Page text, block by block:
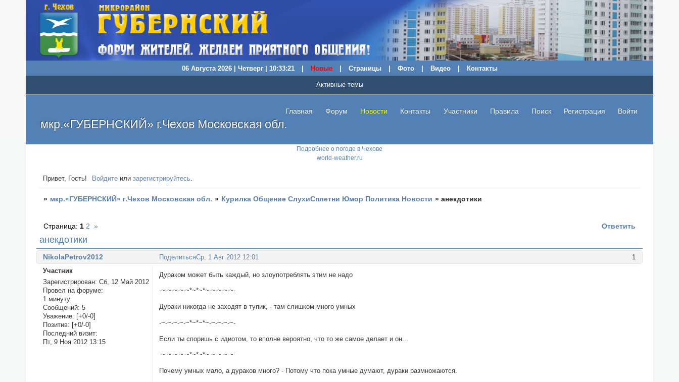
06 Августа 2026 | Четверг | 10:33:22 Новые Страницы Фото Видео Контакты
Подробнее о погоде в Чехове
world-weather.ru
мкр.«ГУБЕРНСКИЙ» г.Чехов Московская обл.
Главная Форум Новости Контакты Участники Правила Поиск Регистрация Войти
Активные темы
Привет, Гость! Войдите илизарегистрируйтесь.
» мкр.«ГУБЕРНСКИЙ» г.Чехов Московская обл. » Курилка Общение СлухиСплетни Юмор Политика Новости »анекдотики
анекдотики
Страница: 1 2 » Ответить
Поделиться 1
Ср, 1 Авг 2012 12:01
NikolaPetrov2012
Участник
Зарегистрирован: Сб, 12 Май 2012
Провел на форуме:
1 минуту
Сообщений: 5
Уважение: [+0/-0]
Позитив: [+0/-0]
Последний визит:
Пт, 9 Ноя 2012 13:15
Дураком может быть каждый, но злоупотреблять этим не надо
-~-~-~-~-~*~*~*~-~-~-~-~-
Дураки никогда не заходят в тупик, - там слишком много умных
-~-~-~-~-~*~*~*~-~-~-~-~-
Если ты споришь с идиотом, то вполне вероятно, что то же самое делает и он...
-~-~-~-~-~*~*~*~-~-~-~-~-
Почему умных мало, а дураков много? - Потому что пока умные думают, дураки размножаются.